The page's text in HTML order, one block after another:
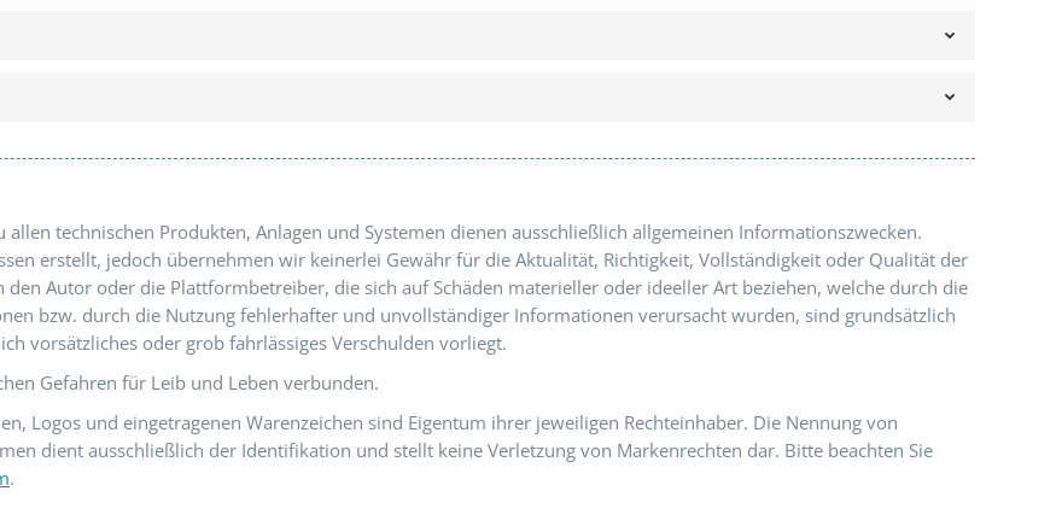
technischen Produkten, Anlagen und Systemen dienen ausschließlich allgemeinen Informationszwecken.
erstellt, jedoch übernehmen wir keinerlei Gewähr für die Aktualität, Richtigkeit, Vollständigkeit oder Qualität der
Autor oder die Plattformbetreiber, die sich auf Schäden materieller oder ideeller Art beziehen, welche durch die
bzw. durch die Nutzung fehlerhafter und unvollständiger Informationen verursacht wurden, sind grundsätzlich
vorsätzliches oder grob fahrlässiges Verschulden vorliegt.
Gefahren für Leib und Leben verbunden.
Logos und eingetragenen Warenzeichen sind Eigentum ihrer jeweiligen Rechteinhaber. Die Nennung von
dient ausschließlich der Identifikation und stellt keine Verletzung von Markenrechten dar. Bitte beachten Sie
.